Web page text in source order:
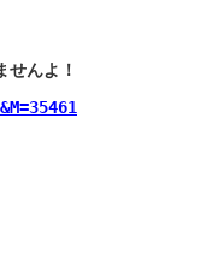
せんよ！